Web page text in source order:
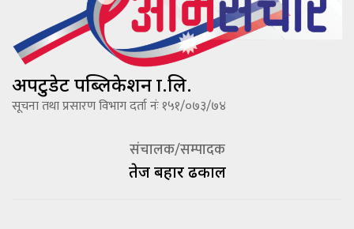
अपटुडेट पब्लिकेशन प्रा.लि.
सूचना तथा प्रसारण विभाग दर्ता नंः १५१/०७३/७४
संचालक/सम्पादक
तेज बहादूर ढकाल